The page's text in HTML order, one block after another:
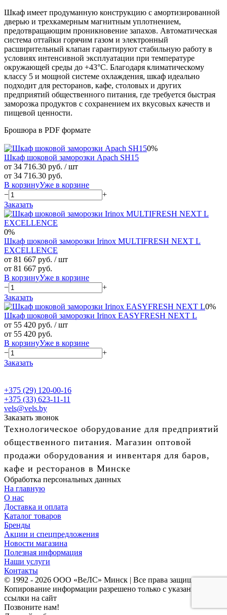
Шкаф имеет продуманную конструкцию с амортизированной
дверью и трехкамерным магнитным уплотнением,
предотвращающим проникновение запахов. Автоматическая
система оттайки горячим газом и электронный
расширительный клапан гарантируют стабильную работу в
условиях интенсивной эксплуатации при температуре
окружающей среды до +43°C. Благодаря климатическому
классу 5 и мощной системе охлаждения, шкаф идеально
подходит для ресторанов, кафе, столовых и других
предприятий общественного питания, где требуется быстрая
заморозка продуктов с сохранением их вкусовых качеств и
пищевой ценности.
Брошюра в PDF формате
0%
Шкаф шоковой заморозки Apach SH15
от 34 716.30 руб. / шт
от 34 716.30 руб.
В корзинуУже в корзине
−
+
Заказать
0%
Шкаф шоковой заморозки Irinox MULTIFRESH NEXT L
EXCELLENCE
от 81 667 руб. / шт
от 81 667 руб.
В корзинуУже в корзине
−
+
Заказать
0%
Шкаф шоковой заморозки Irinox EASYFRESH NEXT L
от 55 420 руб. / шт
от 55 420 руб.
В корзинуУже в корзине
−
+
Заказать
+375 (29) 120-00-16
+375 (33) 623-11-11
vels@vels.by
Заказать звонок
Технологическое оборудование для предприятий
общественного питания. Магазин оптовой
продажи оборудования и инвентаря для баров,
кафе и ресторанов в Минске
Обработка персональных данных
На главную
О нас
Доставка и оплата
Каталог товаров
Бренды
Акции и спецпредложения
Новости магазина
Полезная информация
Наши услуги
Контакты
© 1992 - 2026 ООО «ВеЛС» Минск | Все права защищены
Копирование информации разрешено только с указанием
ссылки на сайт
Позвоните нам!